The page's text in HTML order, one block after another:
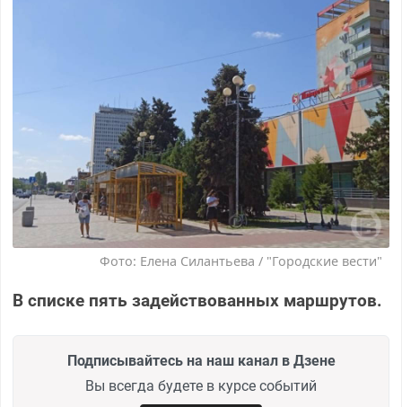
Фото: Елена Силантьева / "Городские вести"
В списке пять задействованных маршрутов.
Подписывайтесь на наш канал в Дзене
Вы всегда будете в курсе событий